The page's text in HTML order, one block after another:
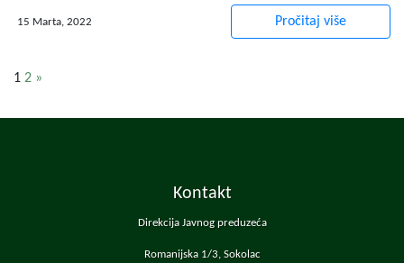
15 Marta, 2022 Pročitaj više
1 2 »
Kontakt
Direkcija Javnog preduzeća
Romanijska 1/3, Sokolac